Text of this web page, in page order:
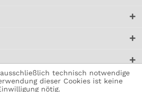
technisch notwendige
dieser Cookies ist keine
nötig.